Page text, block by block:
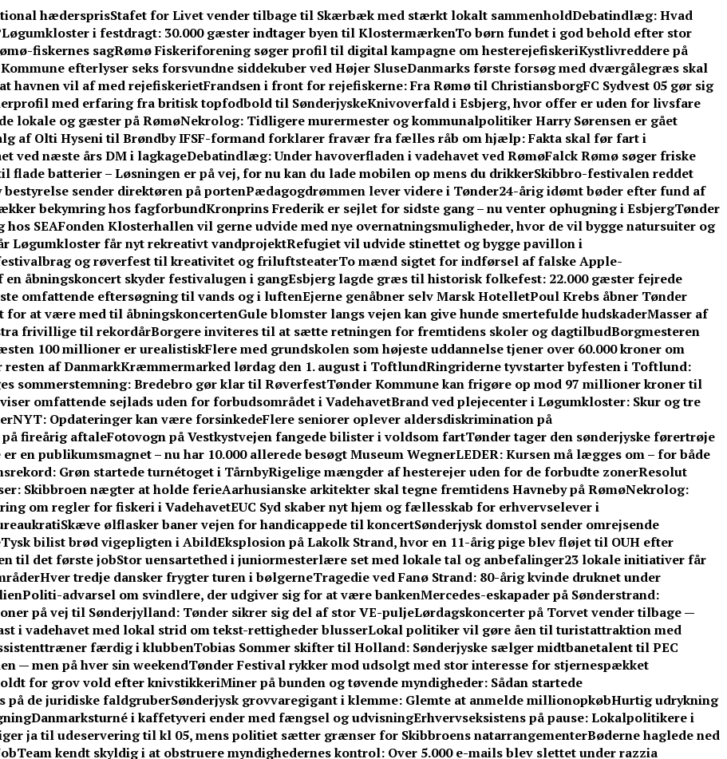
hædersprisStafet for Livet vender tilbage til Skærbæk med stærkt lokalt sammenholdDebatindlæg: Hvad
Løgumkloster i festdragt: 30.000 gæster indtager byen til KlostermærkenTo børn fundet i god behold efter stor
fiskernes sagRømø Fiskeriforening søger profil til digital kampagne om hesterejefiskeriKystlivreddere på
efterlyser seks forsvundne siddekuber ved Højer SluseDanmarks første forsøg med dværgålegræs skal
havnen vil af med rejefiskerietFrandsen i front for rejefiskerne: Fra Rømø til ChristiansborgFC Sydvest 05 gør sig
med erfaring fra britisk topfodbold til SønderjyskeKnivoverfald i Esbjerg, hvor offer er uden for livsfare
lokale og gæster på RømøNekrolog: Tidligere murermester og kommunalpolitiker Harry Sørensen er gået
af Olti Hyseni til Brøndby IFSF-formand forklarer fravær fra fælles råb om hjælp: Fakta skal før fart i
ved næste års DM i lagkageDebatindlæg: Under havoverfladen i vadehavet ved RømøFalck Rømø søger friske
flade batterier – Løsningen er på vej, for nu kan du lade mobilen op mens du drikkerSkibbro-festivalen reddet
sender direktøren på portenPædagogdrømmen lever videre i Tønder24-årig idømt bøder efter fund af
bekymring hos fagforbundKronprins Frederik er sejlet for sidste gang – nu venter ophugning i EsbjergTønder
hos SEAFonden Klosterhallen vil gerne udvide med nye overnatningsmuligheder, hvor de vil bygge natursuiter og
Løgumkloster får nyt rekreativt vandprojektRefugiet vil udvide stinettet og bygge pavillon i
og røverfest til kreativitet og friluftsteaterTo mænd sigtet for indførsel af falske Apple-
åbningskoncert skyder festivalugen i gangEsbjerg lagde græs til historisk folkefest: 22.000 gæster fejrede
omfattende eftersøgning til vands og i luftenEjerne genåbner selv Marsk HotelletPoul Krebs åbner Tønder
at være med til åbningskoncertenGule blomster langs vejen kan give hunde smertefulde hudskaderMasser af
frivillige til rekordårBorgere inviteres til at sætte retningen for fremtidens skoler og dagtilbudBorgmesteren
100 millioner er urealistiskFlere med grundskolen som højeste uddannelse tjener over 60.000 kroner om
af DanmarkKræmmermarked lørdag den 1. august i ToftlundRingriderne tyvstarter byfesten i Toftlund:
sommerstemning: Bredebro gør klar til RøverfestTønder Kommune kan frigøre op mod 97 millioner kroner til
omfattende sejlads uden for forbudsområdet i VadehavetBrand ved plejecenter i Løgumkloster: Skur og tre
Opdateringer kan være forsinkedeFlere seniorer oplever aldersdiskrimination på
fireårig aftaleFotovogn på Vestkystvejen fangede bilister i voldsom fartTønder tager den sønderjyske førertrøje
en publikumsmagnet – nu har 10.000 allerede besøgt Museum WegnerLEDER: Kursen må lægges om – for både
Grøn startede turnétoget i TårnbyRigelige mængder af hesterejer uden for de forbudte zonerResolut
Skibbroen nægter at holde ferieAarhusianske arkitekter skal tegne fremtidens Havneby på RømøNekrolog:
om regler for fiskeri i VadehavetEUC Syd skaber nyt hjem og fællesskab for erhvervselever i
Skæve ølflasker baner vejen for handicappede til koncertSønderjysk domstol sender omrejsende
Tysk bilist brød vigepligten i AbildEksplosion på Lakolk Strand, hvor en 11-årig pige blev fløjet til OUH efter
til det første jobStor uensartethed i juniormesterlære set med lokale tal og anbefalinger23 lokale initiativer får
Hver tredje dansker frygter turen i bølgerneTragedie ved Fanø Strand: 80-årig kvinde druknet under
Politi-advarsel om svindlere, der udgiver sig for at være bankenMercedes-eskapader på Sønderstrand:
på vej til Sønderjylland: Tønder sikrer sig del af stor VE-puljeLørdagskoncerter på Torvet vender tilbage —
i vadehavet med lokal strid om tekst-rettigheder blusserLokal politiker vil gøre åen til turistattraktion med
færdig i klubbenTobias Sommer skifter til Holland: Sønderjyske sælger midtbanetalent til PEC
— men på hver sin weekendTønder Festival rykker mod udsolgt med stor interesse for stjernespækket
for grov vold efter knivstikkeriMiner på bunden og tøvende myndigheder: Sådan startede
på de juridiske faldgruberSønderjysk grovvaregigant i klemme: Glemte at anmelde millionopkøbHurtig udrykning
Danmarksturné i kaffetyveri ender med fængsel og udvisningErhvervseksistens på pause: Lokalpolitikere i
ja til udeservering til kl 05, mens politiet sætter grænser for Skibbroens natarrangementerBøderne haglede ned
kendt skyldig i at obstruere myndighedernes kontrol: Over 5.000 e-mails blev slettet under razzia